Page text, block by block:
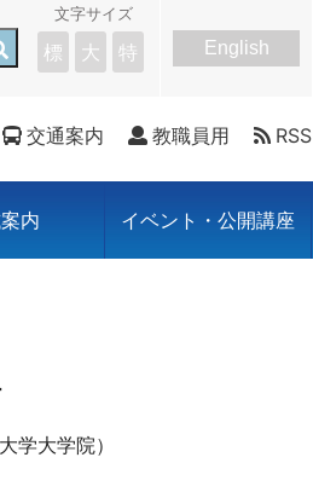
文字サイズ
標 大 特 English
交通案内 教職員用 RSS
内 イベント・公開講座
学大学院）